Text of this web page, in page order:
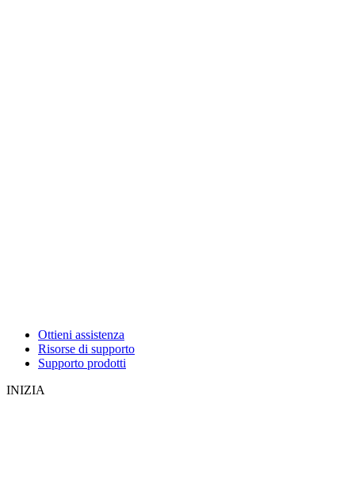
Ottieni assistenza
Risorse di supporto
Supporto prodotti
INIZIA